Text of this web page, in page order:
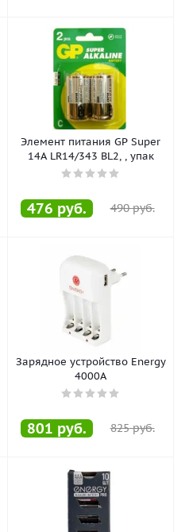
Элемент питания GP Super
14A LR14/343 BL2, , упак
476 руб. 490руб.
Зарядное устройство Energy
4000A
801 руб. 825руб.